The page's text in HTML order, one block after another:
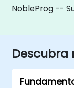
NobleProg --
Descubra